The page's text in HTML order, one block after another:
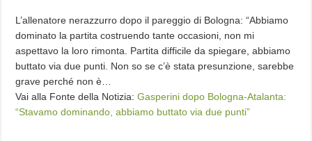
L’allenatore nerazzurro dopo il pareggio di Bologna: “Abbiamo
dominato la partita costruendo tante occasioni, non mi
aspettavo la loro rimonta. Partita difficile da spiegare, abbiamo
buttato via due punti. Non so se c’è stata presunzione, sarebbe
grave perché non è…
Vai alla Fonte della Notizia:Gasperini dopo Bologna-Atalanta:
“Stavamo dominando, abbiamo buttato via due punti”